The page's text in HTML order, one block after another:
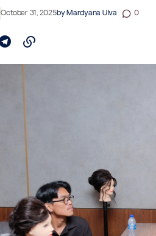
October 31, 2025byMardyana Ulva 0